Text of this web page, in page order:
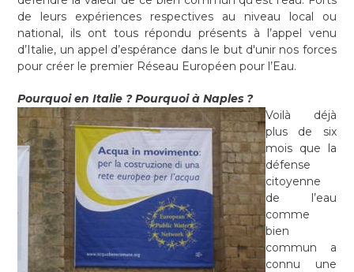
de leurs expériences respectives au niveau local ou
national, ils ont tous répondu présents à l’appel venu
d’Italie, un appel d’espérance dans le but d'unir nos forces
pour créer le premier Réseau Européen pour l’Eau.
Pourquoi en Italie ? Pourquoi à Naples ?
Voilà déjà
plus de six
mois que la
défense
citoyenne
de l’eau
comme
bien
commun a
connu une